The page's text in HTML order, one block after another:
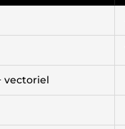
vectoriel